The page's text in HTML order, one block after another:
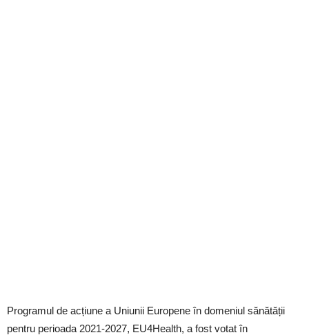
Programul de acțiune a Uniunii Europene în domeniul sănătății
pentru perioada 2021-2027, EU4Health, a fost votat în